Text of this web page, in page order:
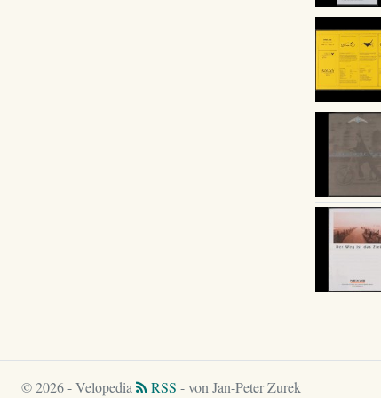
© 2026 - Velopedia RSS - von Jan-Peter Zurek